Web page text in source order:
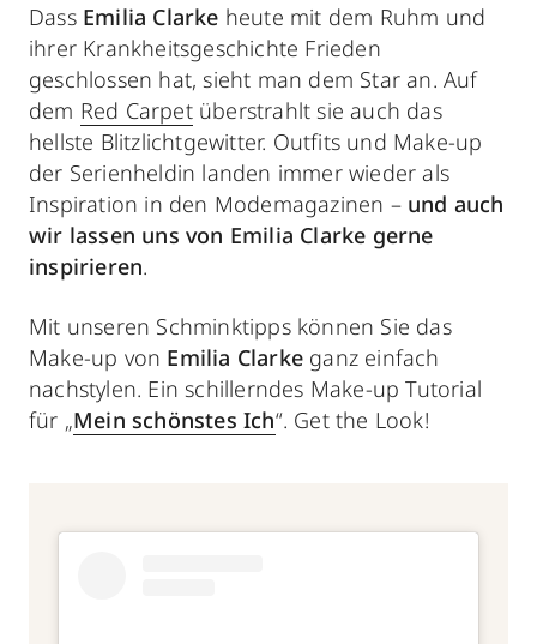
Dass Emilia Clarke heute mit dem Ruhm und
ihrer Krankheitsgeschichte Frieden
geschlossen hat, sieht man dem Star an. Auf
dem Red Carpetüberstrahlt sie auch das
hellste Blitzlichtgewitter. Outfits und Make-up
der Serienheldin landen immer wieder als
Inspiration in den Modemagazinen – und auch
wir lassen uns von Emilia Clarke gerne
inspirieren.
Mit unseren Schminktipps können Sie das
Make-up von Emilia Clarke ganz einfach
nachstylen. Ein schillerndes Make-up Tutorial
für „Mein schönstes Ich“. Get the Look!